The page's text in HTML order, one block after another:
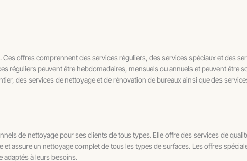
offres comprennent des services réguliers, des services spéciaux et des
réguliers peuvent être hebdomadaires, mensuels ou annuels et peuvent être
des services de nettoyage et de rénovation de bureaux ainsi que des
de nettoyage pour ses clients de tous types. Elle offre des services de
assure un nettoyage complet de tous les types de surfaces. Les offres
adaptés à leurs besoins.